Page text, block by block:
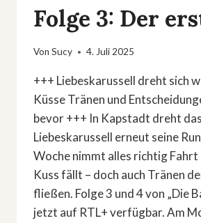
Folge 3: Der
Von Sucy 4. Juli 2025
+++ Liebeskarussell dreht sich
Küsse Tränen und
bevor +++ In Kapstadt dreht das
Liebeskarussell erneut seine
Woche nimmt alles richtig
Kuss fällt – doch auch Tränen
fließen. Folge 3 und 4 von „Die
jetzt auf RTL+ verfügbar. Am